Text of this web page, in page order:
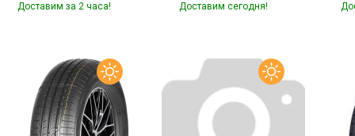
Доставим за 2 часа!
Доставим сегодня!